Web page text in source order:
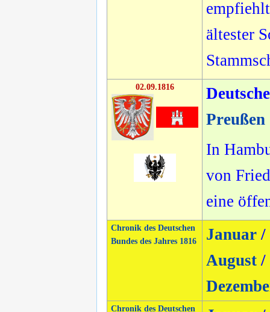
ältester
02.09.1816
Preußen
In
von
eine
Chronik des Deutschen
Bundes des Jahres 1816
Januar/
August/
Chronik des Deutschen